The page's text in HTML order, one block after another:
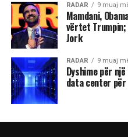
RADAR 9 muaj
Mamdani,
vërtet Trumpin;
Jork
RADAR 9 muaj
Dyshime për
data center